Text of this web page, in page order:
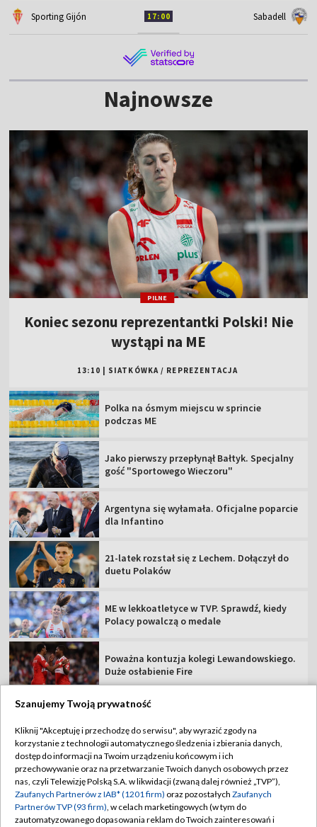
Sporting Gijón 17:00 Sabadell
Najnowsze
PILNE
Koniec sezonu reprezentantki Polski! Nie
wystąpi na ME
13:10 SIATKÓWKA / REPREZENTACJA
Polka na ósmym miejscu w sprincie
podczas ME
Jako pierwszy przepłynął Bałtyk. Specjalny
gość "Sportowego Wieczoru"
Argentyna się wyłamała. Oficjalne poparcie
dla Infantino
21-latek rozstał się z Lechem. Dołączył do
duetu Polaków
ME w lekkoatletyce w TVP. Sprawdź, kiedy
Polacy powalczą o medale
Poważna kontuzja kolegi Lewandowskiego.
Duże osłabienie Fire
TVP
Abonament TVP
Sklep TVP
Biuro Reklamy
Regulamin TVP
Polityka prywatności
Moje zgody
Szanujemy Twoją prywatność
Kliknij "Akceptuję i przechodzę do serwisu", aby wyrazić zgody na
korzystanie z technologii automatycznego śledzenia i zbierania danych,
dostęp do informacji na Twoim urządzeniu końcowym i ich
przechowywanie oraz na przetwarzanie Twoich danych osobowych przez
nas, czyli Telewizję Polską S.A. w likwidacji (zwaną dalej również „TVP”),
Zaufanych Partnerów z IAB* (1201 firm) oraz pozostałych Zaufanych
Partnerów TVP (93 firm), w celach marketingowych (w tym do
zautomatyzowanego dopasowania reklam do Twoich zainteresowań i